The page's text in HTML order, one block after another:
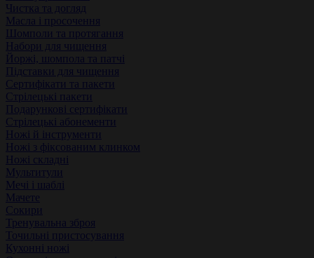
Чистка та догляд
Масла і просочення
Шомполи та протягання
Набори для чищення
Йоржі, шомпола та патчі
Підставки для чищення
Сертифікати та пакети
Стрілецькі пакети
Подарункові сертифікати
Стрілецькі абонементи
Ножі й інструменти
Ножі з фіксованим клинком
Ножі складні
Мультитули
Мечі і шаблі
Мачете
Сокири
Тренувальна зброя
Точильні пристосування
Кухонні ножі